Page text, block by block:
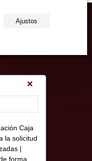
Caja
la solicitud
|
forma
Ajustos